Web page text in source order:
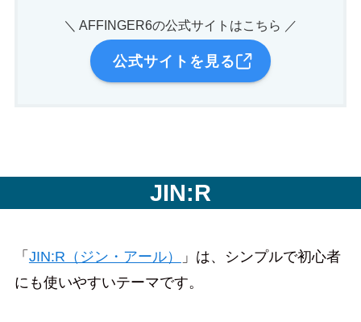
＼ AFFINGER6の公式サイトはこちら ／
公式サイトを見る
JIN:R
「 JIN:R（ジン・アール）
」は、シンプルで初心者
にも使いやすいテーマです。